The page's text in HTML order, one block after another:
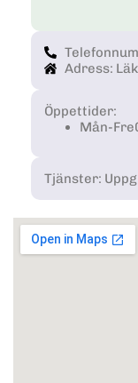
Adress:
Öppettider:
Mån-Fre
Tjänster: